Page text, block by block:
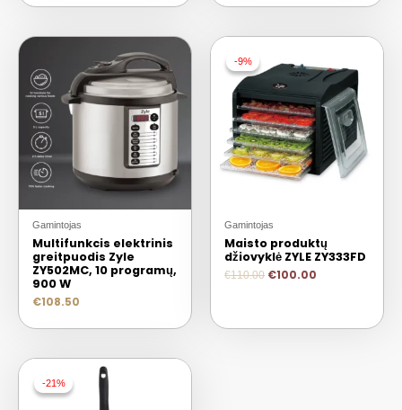
Gamintojas
Multifunkcis elektrinis
greitpuodis Zyle
ZY502MC, 10 programų,
900 W
€108.50
-9%
-9%
Gamintojas
Maisto produktų
džiovyklė ZYLE ZY333FD
€110.00 €100.00
-21%
-21%